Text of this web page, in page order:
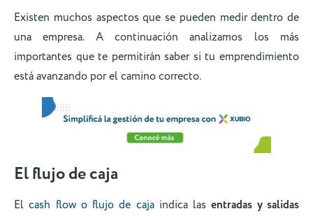
Existen muchos aspectos que se pueden medir dentro de
una empresa. A continuación analizamos los más
importantes que te permitirán saber si tu emprendimiento
está avanzando por el camino correcto.
El flujo de caja
Elcash flow o flujo de cajaindica lasentradas y salidas